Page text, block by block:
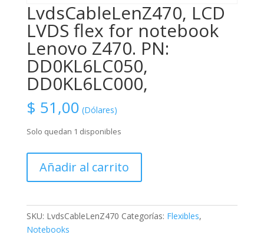
LvdsCableLenZ470, LCD
LVDS flex for notebook
Lenovo Z470. PN:
DD0KL6LC050,
DD0KL6LC000,
$ 51,00 (Dólares)
Solo quedan 1 disponibles
LCD
for
notebook
Añadir al carrito
SKU: LvdsCableLenZ470 Categorías: Flexibles,
Notebooks